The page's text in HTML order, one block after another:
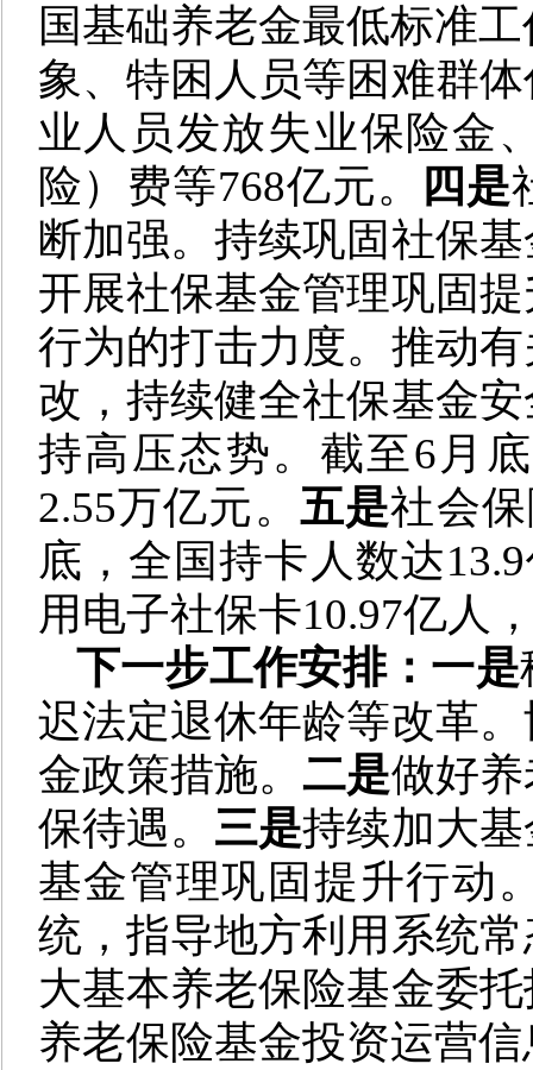
国基础养老金最低标准
象、特困人员等困难群
业人员发放失业保险金
险）费等768亿元。
四是
断加强。持续巩固社保
开展社保基金管理巩固
行为的打击力度。推动
改，持续健全社保基金
持高压态势。截至6月
2.55万亿元。 五是社会
底，全国持卡人数达
用电子社保卡10.97亿人
下一步工作安排：一是
迟法定退休年龄等改革
金政策措施。二是做好
保待遇。 三是持续加大
基金管理巩固提升行动
统，指导地方利用系统
大基本养老保险基金委
养老保险基金投资运营